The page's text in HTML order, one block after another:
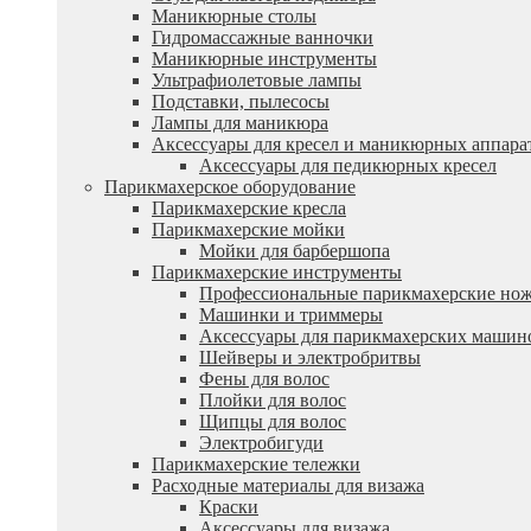
Маникюрные столы
Гидромассажные ванночки
Маникюрные инструменты
Ультрафиолетовые лампы
Подставки, пылесосы
Лампы для маникюра
Аксессуары для кресел и маникюрных
Аксессуары для педикюрных кресел
Парикмахерское оборудование
Парикмахерские кресла
Парикмахерские мойки
Мойки для барбершопа
Парикмахерские инструменты
Профессиональные парикмахерские
Машинки и триммеры
Аксессуары для парикмахерских
Шейверы и электробритвы
Фены для волос
Плойки для волос
Щипцы для волос
Электробигуди
Парикмахерские тележки
Расходные материалы для визажа
Краски